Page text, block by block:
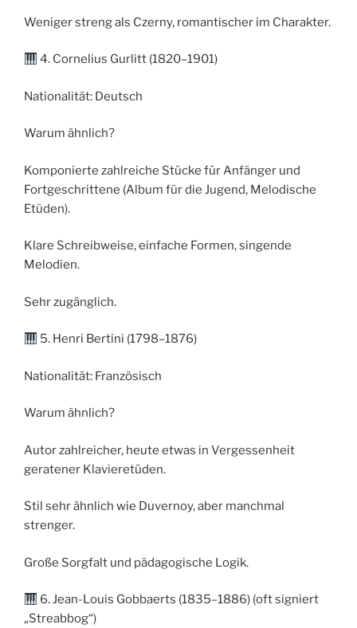
Weniger streng als Czerny, romantischer im Charakter.
4. Cornelius Gurlitt (1820–1901)
Nationalität: Deutsch
Warum ähnlich?
Komponierte zahlreiche Stücke für Anfänger und
Fortgeschrittene (Album für die Jugend, Melodische
Etüden).
Klare Schreibweise, einfache Formen, singende
Melodien.
Sehr zugänglich.
5. Henri Bertini (1798–1876)
Nationalität: Französisch
Warum ähnlich?
Autor zahlreicher, heute etwas in Vergessenheit
geratener Klavieretüden.
Stil sehr ähnlich wie Duvernoy, aber manchmal
strenger.
Große Sorgfalt und pädagogische Logik.
6. Jean-Louis Gobbaerts (1835–1886) (oft signiert
„Streabbog“)